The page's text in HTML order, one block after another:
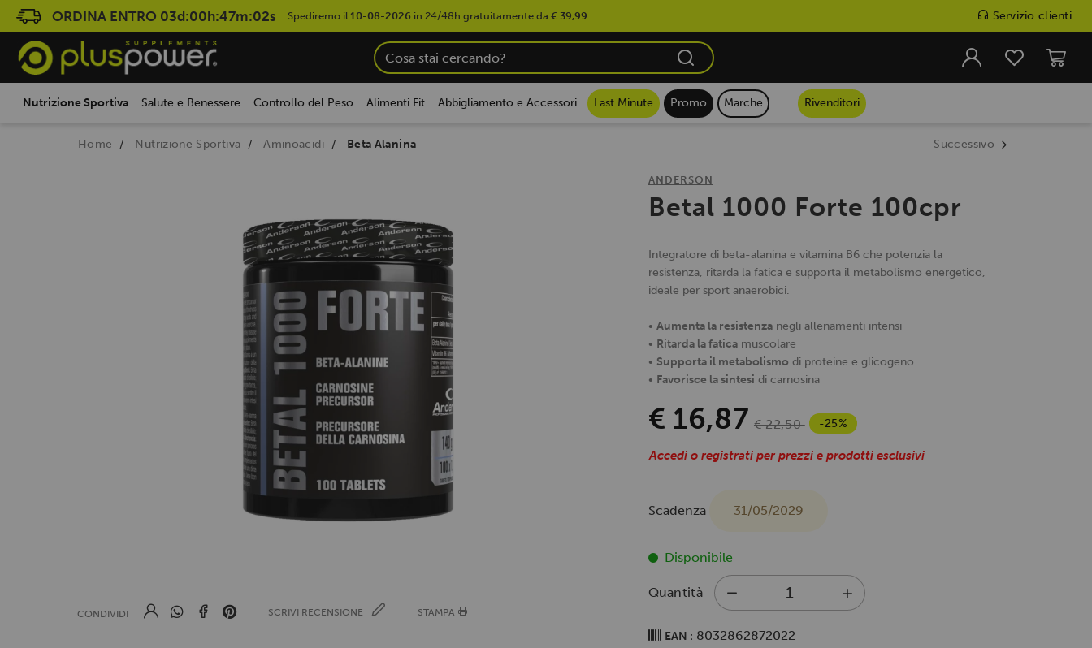
ORDINA ENTRO 03d:00h:47m:01s Spediremo il 10-08-2026 in 24/48h gratuitamente da € 39,99 Servizio clienti
Nutrizione Sportiva Salute e Benessere Controllo del Peso Alimenti Fit Abbigliamento e Accessori Last Minute Promo Marche Rivenditori
Home Nutrizione Sportiva Aminoacidi Beta Alanina Successivo
CONDIVIDI SCRIVI RECENSIONE STAMPA
ANDERSON
Betal 1000 Forte 100cpr
Integratore di beta-alanina e vitamina B6 che potenzia la
resistenza, ritarda la fatica e supporta il metabolismo energetico,
ideale per sport anaerobici.
• Aumenta la resistenzanegli allenamenti intensi
• Ritarda la faticamuscolare
• Supporta il metabolismo di proteine e glicogeno
• Favorisce la sintesi di carnosina
€ 16,87 € 22,50 -25%
Accedi o registrati per prezzi e prodotti esclusivi
Scadenza 31/05/2029
Disponibile
Quantità
EAN : 8032862872022